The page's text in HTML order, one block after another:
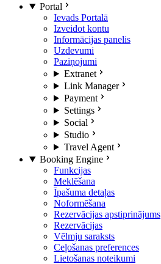
Portal
Ievads Portalā
Izveidot kontu
Informācijas panelis
Uzdevumi
Paziņojumi
Extranet
Link Manager
Payment
Settings
Social
Studio
Travel Agent
Booking Engine
Funkcijas
Meklēšana
Īpašuma detaļas
Noformēšana
Rezervācijas apstiprinājums
Rezervācijas
Vēlmju saraksts
Ceļošanas preferences
Lietošanas noteikumi